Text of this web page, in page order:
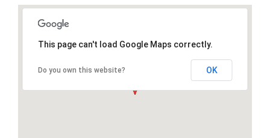
This page can't load Google Maps correctly.
Do you own this website? OK